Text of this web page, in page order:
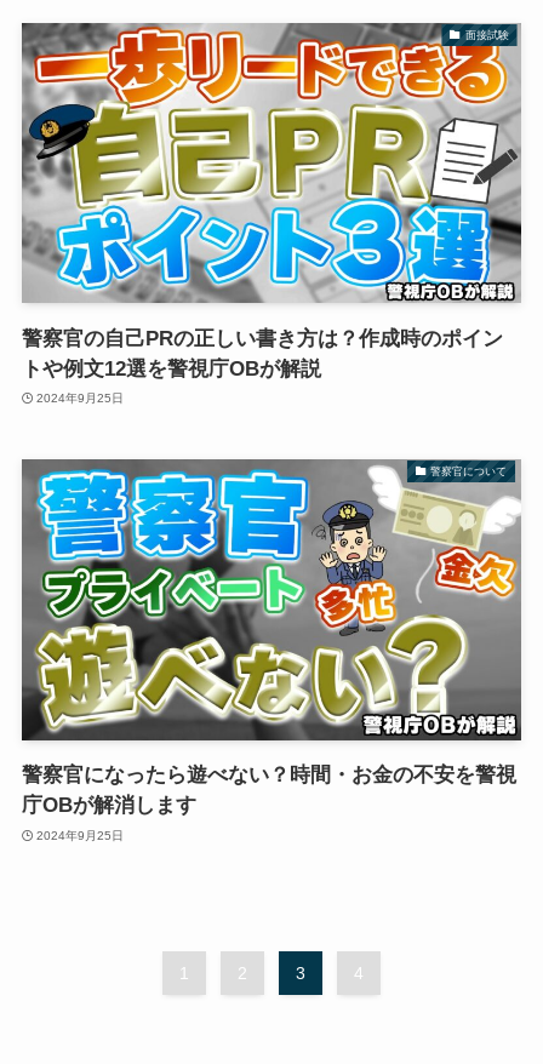
面接試験
警察官の自己PRの正しい書き方は？作成時のポイン
トや例文12選を警視庁OBが解説
2024年9月25日
警察官について
警察官になったら遊べない？時間・お金の不安を警視
庁OBが解消します
2024年9月25日
1 2 3 4